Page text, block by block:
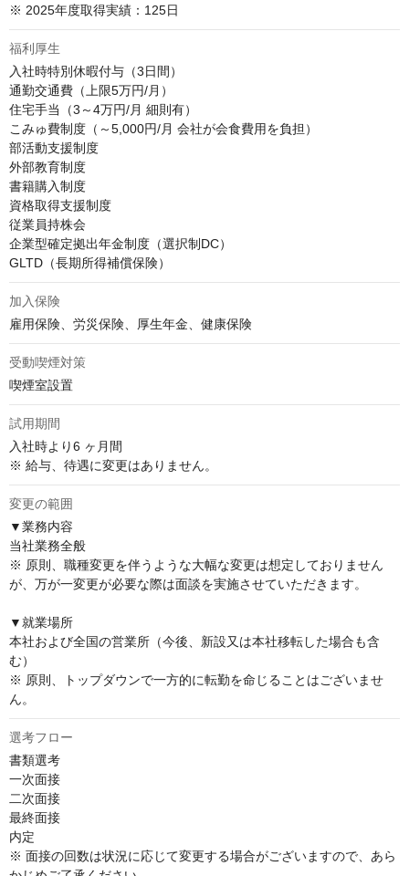
※ 2025年度取得実績：125日
福利厚生
入社時特別休暇付与（3日間）
通勤交通費（上限5万円/月）
住宅手当（3～4万円/月 細則有）
こみゅ費制度（～5,000円/月 会社が会食費用を負担）
部活動支援制度
外部教育制度
書籍購入制度
資格取得支援制度
従業員持株会
企業型確定拠出年金制度（選択制DC）
GLTD（長期所得補償保険）
加入保険
雇用保険、労災保険、厚生年金、健康保険
受動喫煙対策
喫煙室設置
試用期間
入社時より6 ヶ月間
※ 給与、待遇に変更はありません。
変更の範囲
▼業務内容
当社業務全般
※ 原則、職種変更を伴うような大幅な変更は想定しておりません
が、万が一変更が必要な際は面談を実施させていただきます。
▼就業場所
本社および全国の営業所（今後、新設又は本社移転した場合も含
む）
※ 原則、トップダウンで一方的に転勤を命じることはございませ
ん。
選考フロー
書類選考
一次面接
二次面接
最終面接
内定
※ 面接の回数は状況に応じて変更する場合がございますので、あら